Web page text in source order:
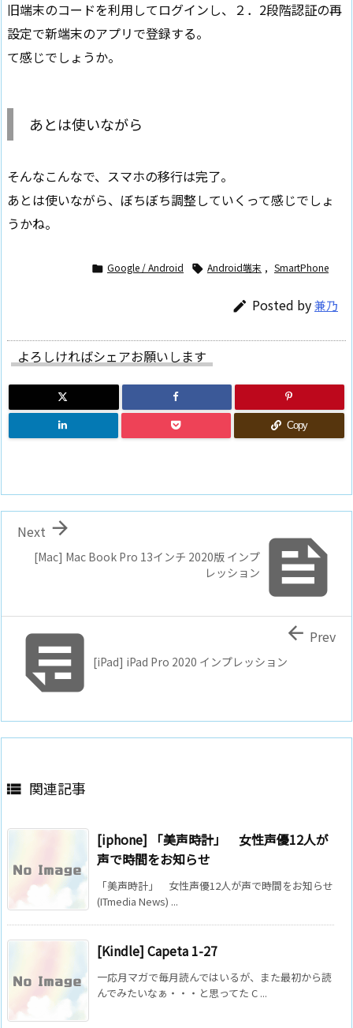
旧端末のコードを利用してログインし、２．2段階認証の再
設定で新端末のアプリで登録する。
て感じでしょうか。
あとは使いながら
そんなこんなで、スマホの移行は完了。
あとは使いながら、ぼちぼち調整していくって感じでしょ
うかね。
 Google / Android  Android端末 , SmartPhone
 Posted by兼乃
よろしければシェアお願いします
Copy

[Mac] Mac Book Pro 13インチ 2020版 インプ
レッション

Next
[iPad] iPad Pro 2020 インプレッション
 Prev
 関連記事
[iphone] 「美声時計」 女性声優12人が
声で時間をお知らせ
「美声時計」 女性声優12人が声で時間をお知らせ
(ITmedia News) ...
[Kindle] Capeta 1-27
一応月マガで毎月読んではいるが、また最初から読
んでみたいなぁ・・・と思ってた C ...